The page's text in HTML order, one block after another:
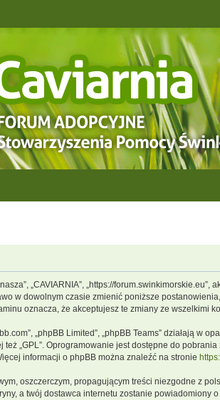
„CAVIARNIA”, „https://
w dowolnym czasie zmienić poniższe
oznacza, że akceptujesz te zmiany ze wszelkimi
„phpBB Limited”, „phpBB Teams”
też „GPL”. Oprogramowanie jest dostępne do pobrania
informacji o phpBB można znaleźć na stronie
oszczerczym, propagującym treści niezgodne z
a twój dostawca internetu zostanie powiadomiony